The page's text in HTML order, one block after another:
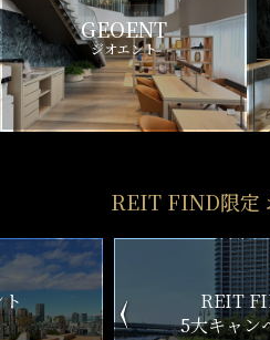
GEOENT
ジオエント
REIT FIND限定
ン
リアル
更新一覧